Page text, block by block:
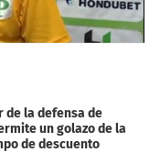
de la defensa de
un golazo de la
de descuento